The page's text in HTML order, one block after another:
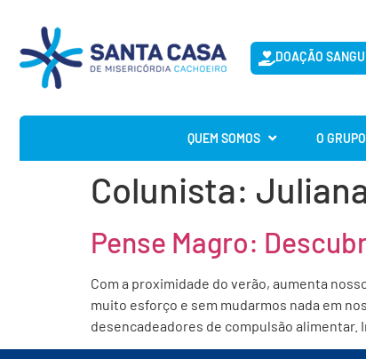
DOAÇÃO
QUEM SOMOS O GRUPO
Colunista:
Pense Magro:
Com a proximidade do verão, aumenta
muito esforço e sem mudarmos nada em
desencadeadores de compulsão